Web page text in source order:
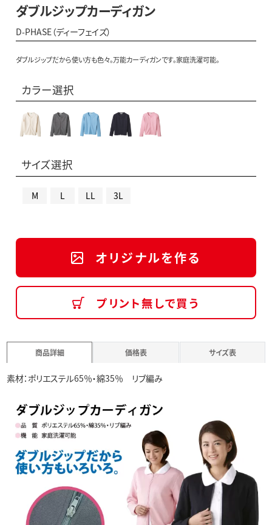
ダブルジップカーディガン
D-PHASE（ディーフェイズ）
ダブルジップだから使い方も色々。万能カーディガンです。家庭洗濯可能。
カラー選択
サイズ選択
M L LL 3L
オリジナルを作る
プリント無しで買う
商品詳細 価格表 サイズ表
素材：ポリエステル65％・綿35％ リブ編み